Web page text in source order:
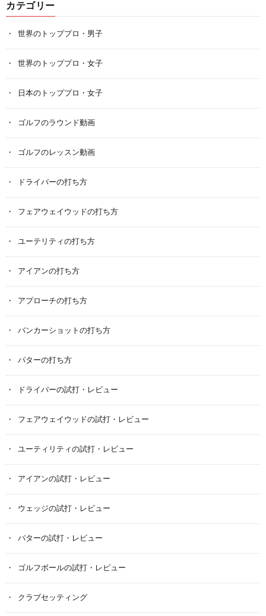
カテゴリー
世界のトッププロ・男子
世界のトッププロ・女子
日本のトッププロ・女子
ゴルフのラウンド動画
ゴルフのレッスン動画
ドライバーの打ち方
フェアウェイウッドの打ち方
ユーテリティの打ち方
アイアンの打ち方
アプローチの打ち方
バンカーショットの打ち方
パターの打ち方
ドライバーの試打・レビュー
フェアウェイウッドの試打・レビュー
ユーティリティの試打・レビュー
アイアンの試打・レビュー
ウェッジの試打・レビュー
パターの試打・レビュー
ゴルフボールの試打・レビュー
クラブセッティング